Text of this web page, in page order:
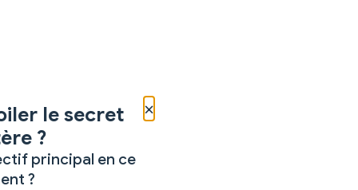
×
le secret
?
principal en ce
?